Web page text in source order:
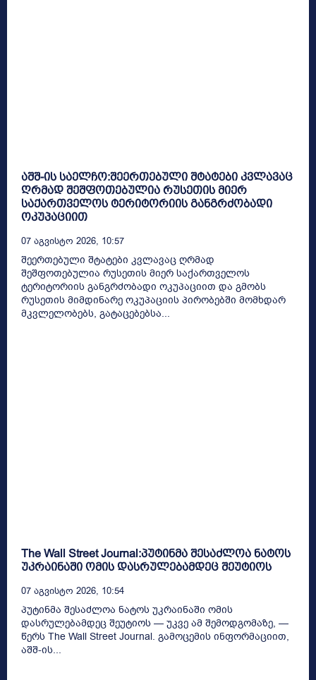
აშშ-ის საელჩო:შეერთებული შტატები კვლავაც
ღრმად შეშფოთებულია რუსეთის მიერ
საქართველოს ტერიტორიის განგრძობადი
ოკუპაციით
07 Აგვისტო 2026, 10:57
შეერთებული შტატები კვლავაც ღრმად
შეშფოთებულია რუსეთის მიერ საქართველოს
ტერიტორიის განგრძობადი ოკუპაციით და გმობს
რუსეთის მიმდინარე ოკუპაციის პირობებში მომხდარ
მკვლელობებს, გატაცებებსა...
The Wall Street Journal:პუტინმა შესაძლოა ნატოს
უკრაინაში ომის დასრულებამდეც შეუტიოს
07 Აგვისტო 2026, 10:54
პუტინმა შესაძლოა ნატოს უკრაინაში ომის
დასრულებამდეც შეუტიოს — უკვე ამ შემოდგომაზე, —
წერს The Wall Street Journal. გამოცემის ინფორმაციით,
აშშ-ის...